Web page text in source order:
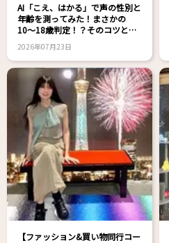
AI「こえ、はかる」で声の性別と
年齢を測ってみた！まさかの
10〜18歳判定！？そのコツと
2026年07月23日
【ファッション&買い物同行コー